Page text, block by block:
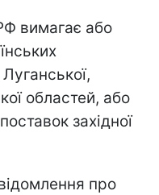
вимагає або
областей, або
західної
про